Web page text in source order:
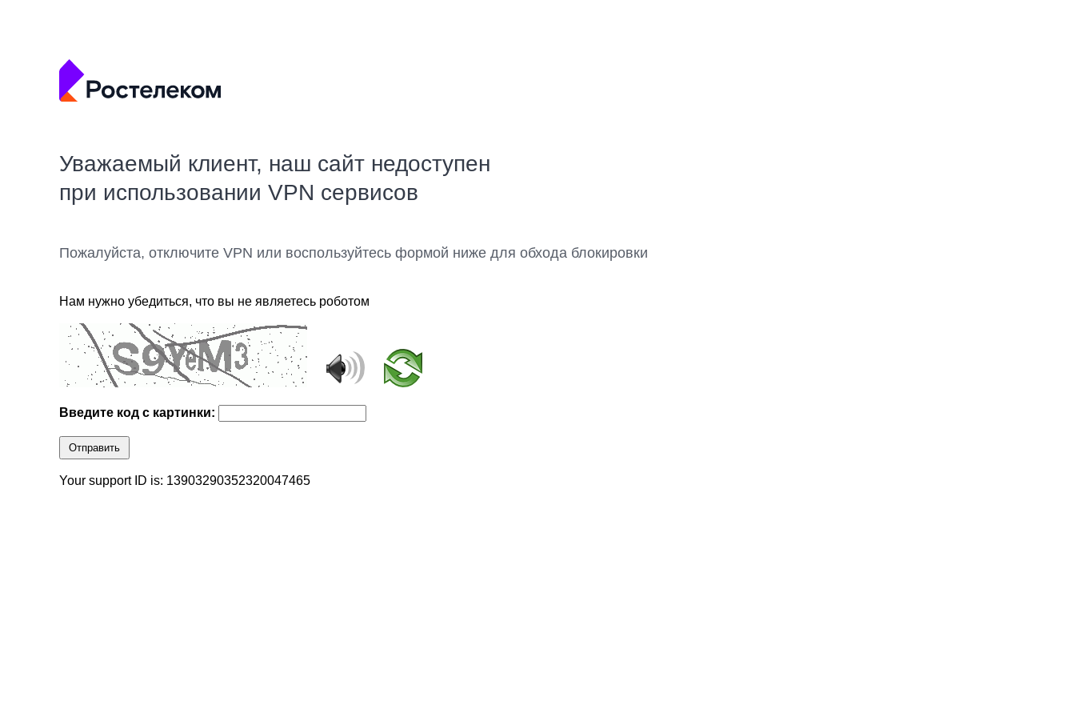
Уважаемый клиент, наш сайт недоступен
при использовании VPN сервисов
Пожалуйста, отключите VPN или воспользуйтесь формой ниже для обхода блокировки
Нам нужно убедиться, что вы не являетесь роботом
Введите код с картинки:
Отправить
Your support ID is: 13903290352320047465